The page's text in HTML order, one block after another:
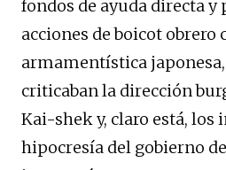
fondos de ayuda directa
acciones de boicot
armamentística japonesa,
criticaban la dirección
Kai-shek y, claro está, los
hipocresía del gobierno